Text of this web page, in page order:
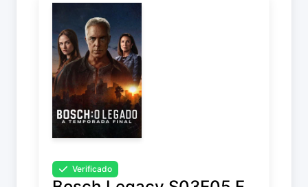
Verificado